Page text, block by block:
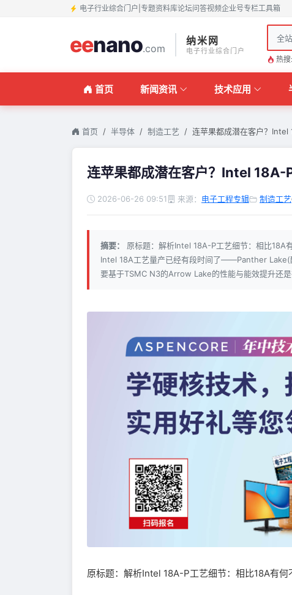
电子行业综合门户 专题资料库论坛问答视频企业号专栏工具箱
eenano.com
纳米网
电子行业综合门户
全站
热搜:
首页 新闻资讯 技术应用
首页 半导体 制造工艺 连苹果都成潜在客户？
连苹果都成潜在客户？Intel 18A-
2026-06-26 09:51 来源： 电子工程专辑 制造工艺
摘要：
原标题：解析Intel 18A-P工艺细节：相比18A
Intel 18A工艺量产已经有段时间了——Panther
要基于TSMC N3的Arrow Lake的性能与能效提升还
原标题：解析Intel 18A-P工艺细节：相比18A有何